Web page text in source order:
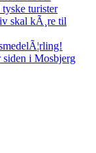
turister
skal kÃ¸re til
i Mosbjerg